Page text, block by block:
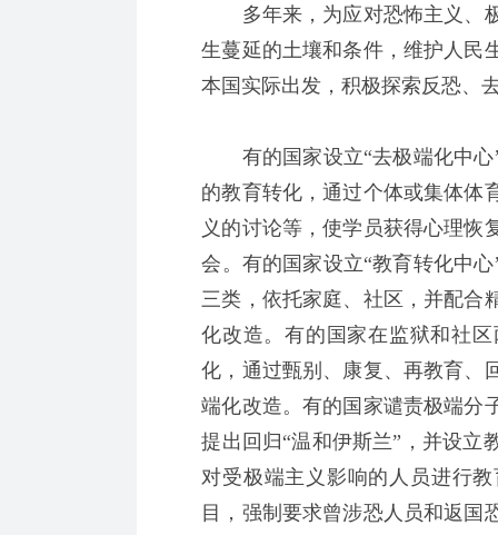
多年来，为应对恐怖主义、极
生蔓延的土壤和条件，维护人民
本国实际出发，积极探索反恐、
有的国家设立“去极端化中心
的教育转化，通过个体或集体体
义的讨论等，使学员获得心理恢
会。有的国家设立“教育转化中
三类，依托家庭、社区，并配合
化改造。有的国家在监狱和社
化，通过甄别、康复、再教育、
端化改造。有的国家谴责极端分
提出回归“温和伊斯兰”，并设立
对受极端主义影响的人员进行
目，强制要求曾涉恐人员和返国